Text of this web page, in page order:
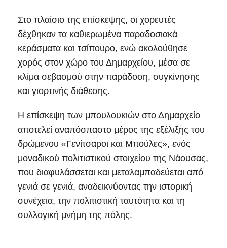
Στο πλαίσιο της επίσκεψης, οι χορευτές
δέχθηκαν τα καθιερωμένα παραδοσιακά
κεράσματα και τσίπουρο, ενώ ακολούθησε
χορός στον χώρο του Δημαρχείου, μέσα σε
κλίμα σεβασμού στην παράδοση, συγκίνησης
και γιορτινής διάθεσης.
Η επίσκεψη των μπουλουκιών στο Δημαρχείο
αποτελεί αναπόσπαστο μέρος της εξέλιξης του
δρώμενου «Γενίτσαροι και Μπούλες», ενός
μοναδικού πολιτιστικού στοιχείου της Νάουσας,
που διαφυλάσσεται και μεταλαμπαδεύεται από
γενιά σε γενιά, αναδεικνύοντας την ιστορική
συνέχεια, την πολιτιστική ταυτότητα και τη
συλλογική μνήμη της πόλης.